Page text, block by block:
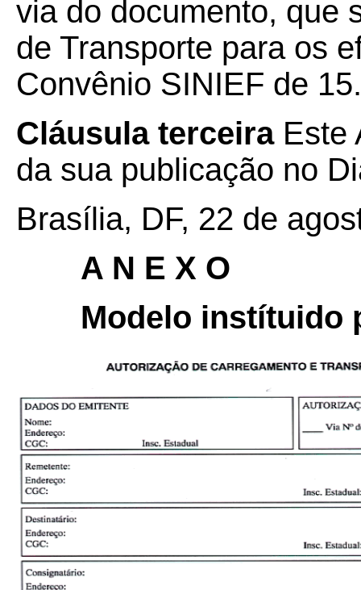
via do documento, que
de Transporte para os
Convênio SINIEF de
Cláusula terceira Este
da sua publicação no
Brasília, DF, 22 de
A N E X O
Modelo instítuido